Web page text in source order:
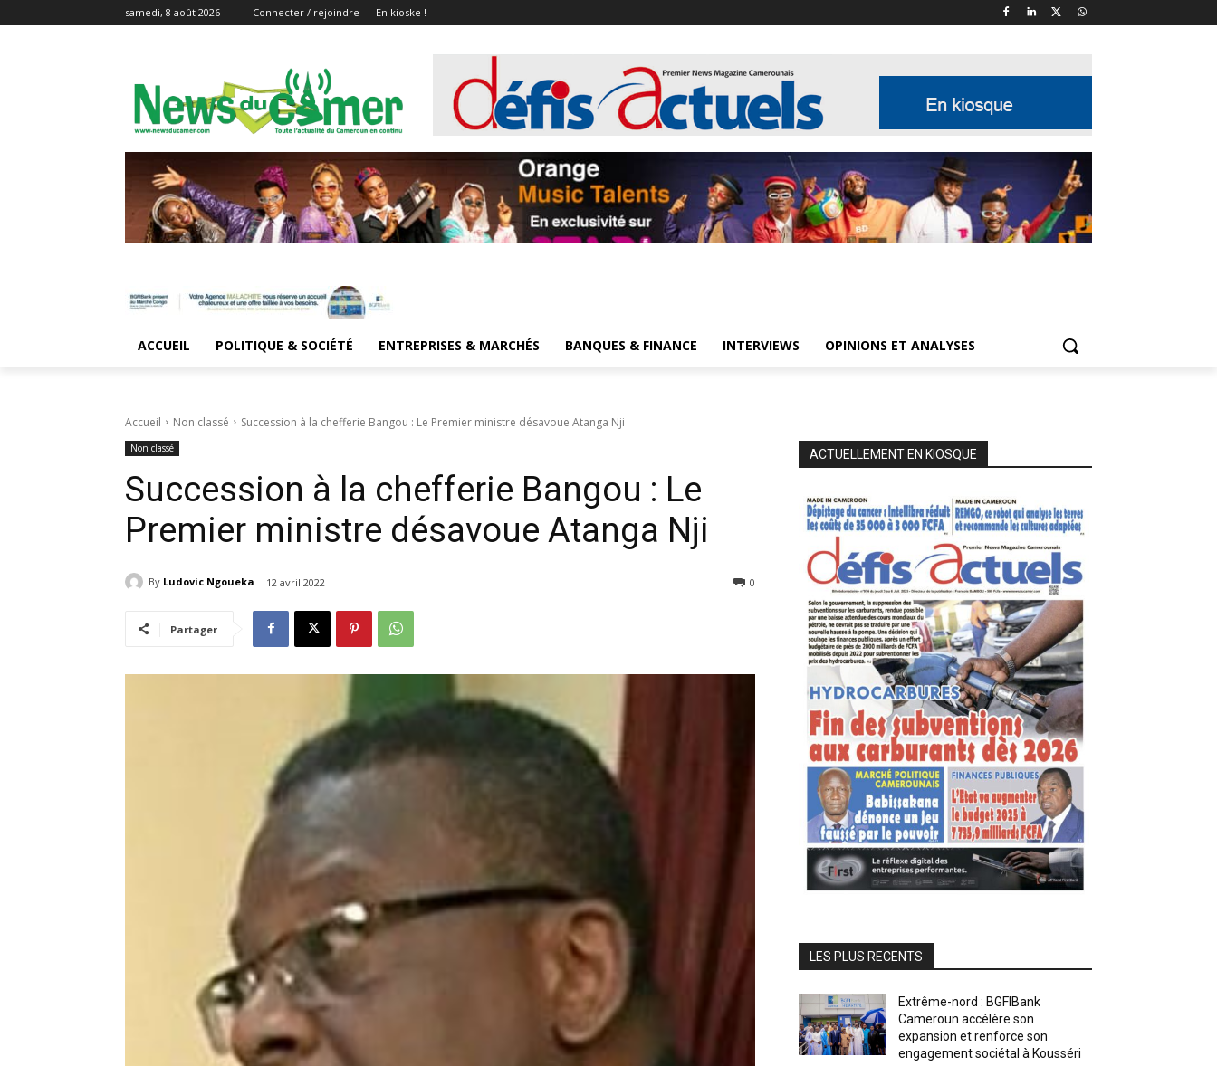
samedi, 8 août 2026 Connecter / rejoindre En kioske !
ACCUEIL POLITIQUE & SOCIÉTÉ ENTREPRISES & MARCHÉS BANQUES & FINANCE INTERVIEWS OPINIONS ET ANALYSES
Accueil Non classé Succession à la chefferie Bangou : Le Premier ministre désavoue Atanga Nji
Non classé
Succession à la chefferie Bangou : Le
Premier ministre désavoue Atanga Nji
By Ludovic Ngoueka 12 avril 2022 0
Partager
ACTUELLEMENT EN KIOSQUE
LES PLUS RECENTS
Extrême-nord : BGFIBank
Cameroun accélère son
expansion et renforce son
engagement sociétal à Kousséri